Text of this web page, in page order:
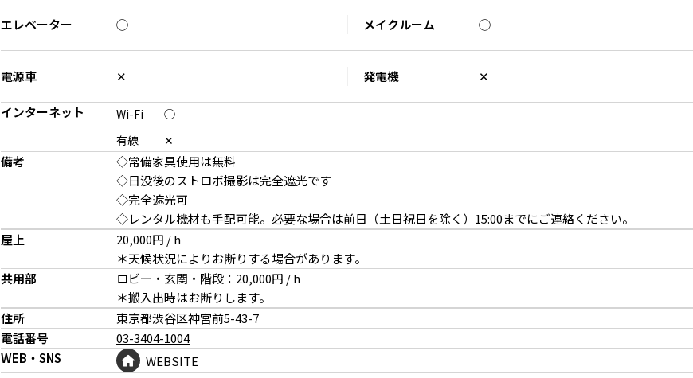
ペーパーウォール：W4m✕H2.4m 光が差し込む白壁
エレベーター ◯ メイクルーム ◯
電源車 ✕ 発電機 ✕
インターネット Wi-Fi
◯
有線
✕
備考
◇常備家具使用は無料
◇日没後のストロボ撮影は完全遮光です
◇完全遮光可
◇レンタル機材も手配可能。必要な場合は前日（土日祝日を除く）15:00までにご連絡ください。
屋上
20,000円 / h
＊天候状況によりお断りする場合があります。
共用部
ロビー・玄関・階段：20,000円 / h
＊搬入出時はお断りします。
住所 東京都渋谷区神宮前5-43-7
電話番号
03-3404-1004
WEB・SNS
WEBSITE